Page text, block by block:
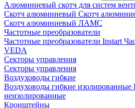
Алюминиевый скотч для систем
Скотч алюминиевый Скотч
Скотч алюминиевый ЛАМС
Частотные преобразователи
Частотные преобразователи Instart
VEDA
Секторы управления
Секторы управления
Воздуховоды гибкие
Воздуховоды гибкие изолированные
неизолированные
Кронштейны